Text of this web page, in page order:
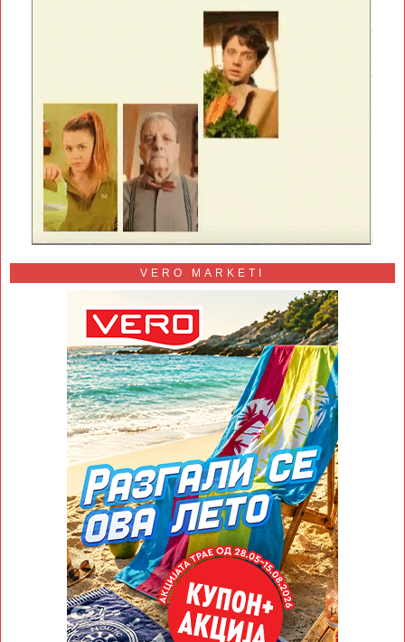
VERO MARKETI